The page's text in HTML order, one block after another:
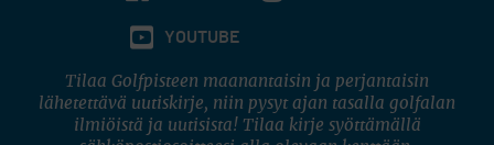
YOUTUBE
Tilaa Golfpisteen maanantaisin ja perjantaisin
lähetettävä uutiskirje, niin pysyt ajan tasalla golfalan
ilmiöistä ja uutisista! Tilaa kirje syöttämällä